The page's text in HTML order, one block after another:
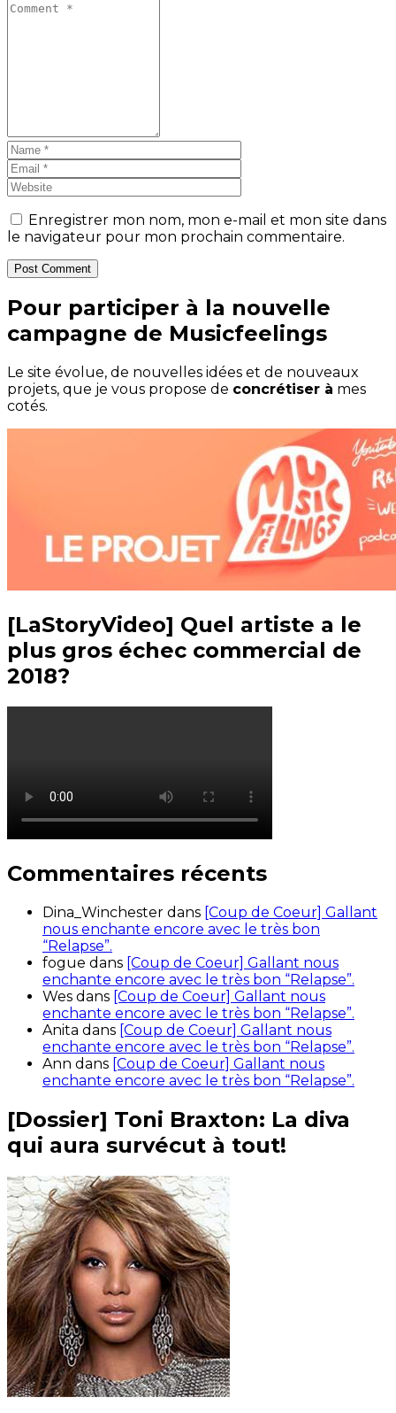
Enregistrer mon nom, mon e-mail et mon site dans
le navigateur pour mon prochain commentaire.
Post Comment
Pour participer à la nouvelle
campagne de Musicfeelings
Le site évolue, de nouvelles idées et de nouveaux
projets, que je vous propose de concrétiser à mes
cotés.
[LaStoryVideo] Quel artiste a le
plus gros échec commercial de
2018?
Commentaires récents
Dina_Winchester dans [Coup de Coeur] Gallant
nous enchante encore avec le très bon
“Relapse”.
fogue dans [Coup de Coeur] Gallant nous
enchante encore avec le très bon “Relapse”.
Wes dans [Coup de Coeur] Gallant nous
enchante encore avec le très bon “Relapse”.
Anita dans [Coup de Coeur] Gallant nous
enchante encore avec le très bon “Relapse”.
Ann dans [Coup de Coeur] Gallant nous
enchante encore avec le très bon “Relapse”.
[Dossier] Toni Braxton: La diva
qui aura survécut à tout!